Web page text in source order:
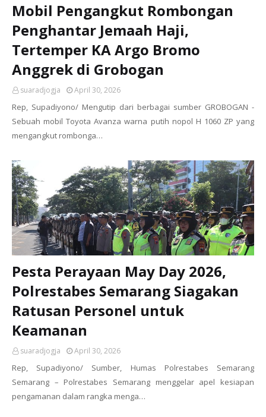
Mobil Pengangkut Rombongan
Penghantar Jemaah Haji,
Tertemper KA Argo Bromo
Anggrek di Grobogan
suaradjogja April 30, 2026
Rep, Supadiyono/ Mengutip dari berbagai sumber GROBOGAN -
Sebuah mobil Toyota Avanza warna putih nopol H 1060 ZP yang
mengangkut rombonga…
Pesta Perayaan May Day 2026,
Polrestabes Semarang Siagakan
Ratusan Personel untuk
Keamanan
suaradjogja April 30, 2026
Rep, Supadiyono/ Sumber, Humas Polrestabes Semarang
Semarang – Polrestabes Semarang menggelar apel kesiapan
pengamanan dalam rangka menga…